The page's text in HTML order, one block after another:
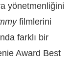
yönetmenliğini
filmlerini
farklı bir
Award Best